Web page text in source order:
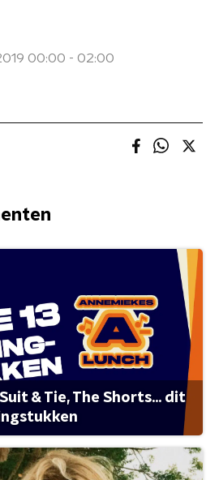
00:00 - 02:00
& Tie, The Shorts... dit